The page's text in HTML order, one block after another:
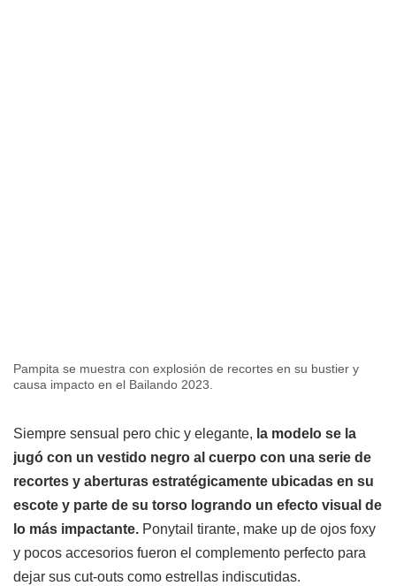
Pampita se muestra con explosión de recortes en su bustier y
causa impacto en el Bailando 2023.
Siempre sensual pero chic y elegante, la modelo se la
jugó con un vestido negro al cuerpo con una serie de
recortes y aberturas estratégicamente ubicadas en su
escote y parte de su torso logrando un efecto visual de
lo más impactante. Ponytail tirante, make up de ojos foxy
y pocos accesorios fueron el complemento perfecto para
dejar sus cut-outs como estrellas indiscutidas.